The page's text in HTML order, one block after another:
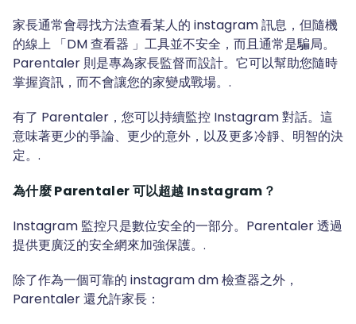
家長通常會尋找方法查看某人的 instagram 訊息，但隨機
的線上 「DM 查看器 」工具並不安全，而且通常是騙局。
Parentaler 則是專為家長監督而設計。它可以幫助您隨時
掌握資訊，而不會讓您的家變成戰場。.
有了 Parentaler，您可以持續監控 Instagram 對話。這
意味著更少的爭論、更少的意外，以及更多冷靜、明智的決
定。.
為什麼 Parentaler 可以超越 Instagram？
Instagram 監控只是數位安全的一部分。Parentaler 透過
提供更廣泛的安全網來加強保護。.
除了作為一個可靠的 instagram dm 檢查器之外，
Parentaler 還允許家長：